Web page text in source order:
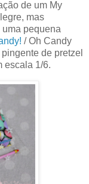
de um My
mas
pequena
/ Oh Candy
de pretzel
escala 1/6.